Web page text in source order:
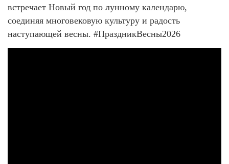
встречает Новый год по лунному календарю,
соединяя многовековую культуру и радость
наступающей весны. #ПраздникВесны2026